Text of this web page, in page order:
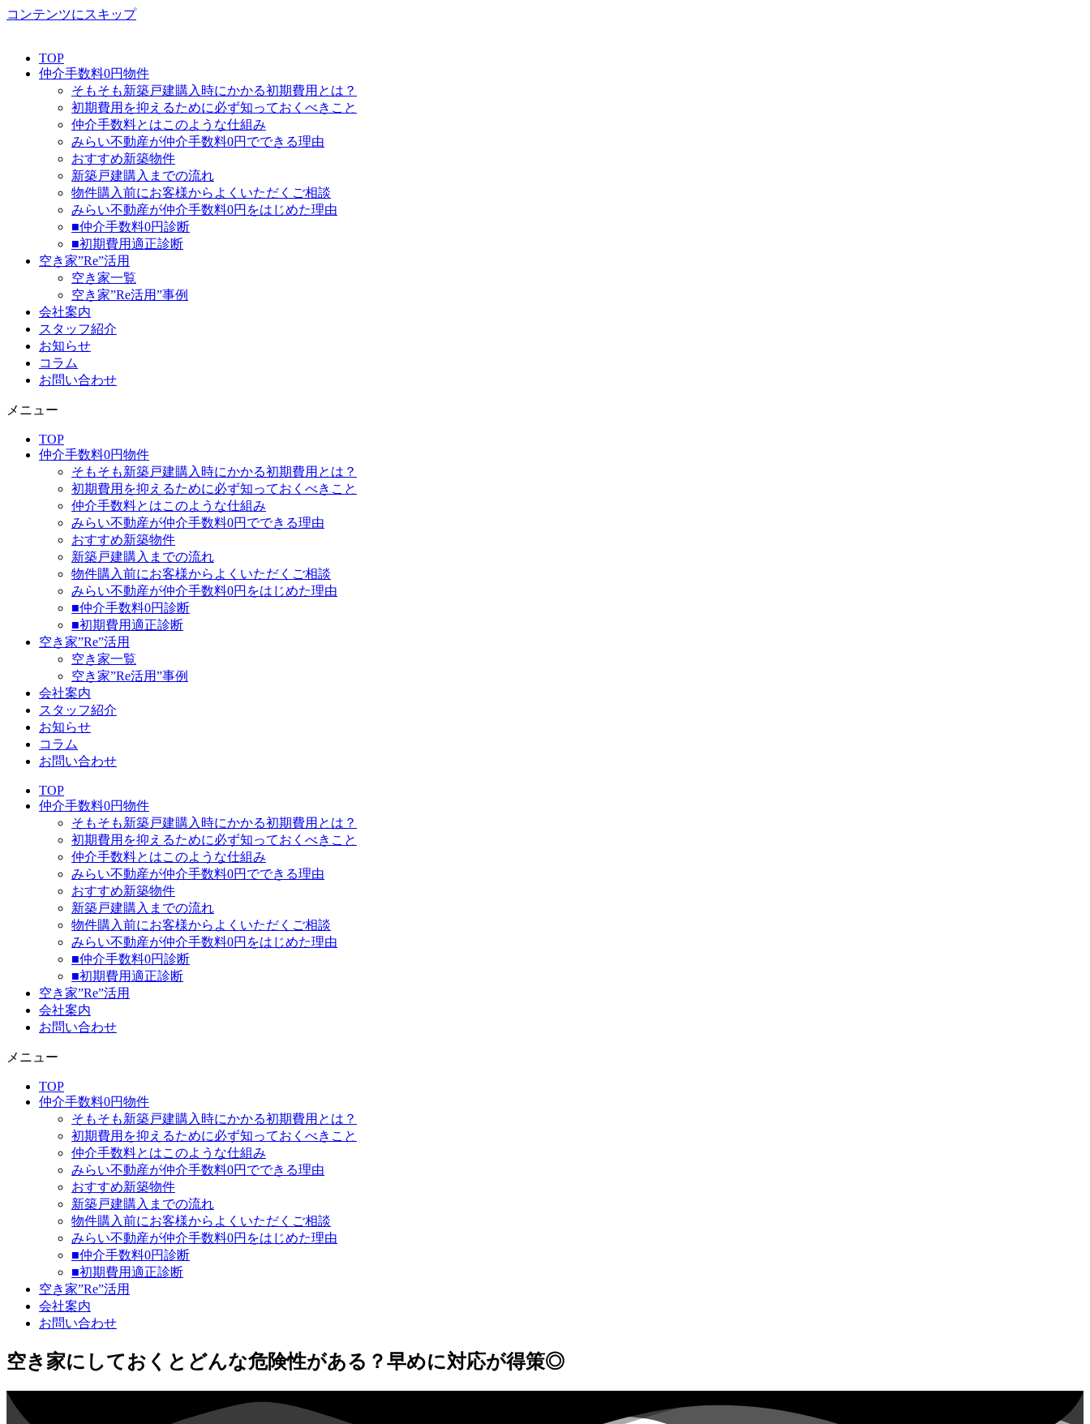
コンテンツにスキップ
TOP
仲介手数料0円物件
そもそも新築戸建購入時にかかる初期費用とは？
初期費用を抑えるために必ず知っておくべきこと
仲介手数料とはこのような仕組み
みらい不動産が仲介手数料0円でできる理由
おすすめ新築物件
新築戸建購入までの流れ
物件購入前にお客様からよくいただくご相談
みらい不動産が仲介手数料0円をはじめた理由
■仲介手数料0円診断
■初期費用適正診断
空き家”Re”活用
空き家一覧
空き家”Re活用”事例
会社案内
スタッフ紹介
お知らせ
コラム
お問い合わせ
メニュー
TOP
仲介手数料0円物件
そもそも新築戸建購入時にかかる初期費用とは？
初期費用を抑えるために必ず知っておくべきこと
仲介手数料とはこのような仕組み
みらい不動産が仲介手数料0円でできる理由
おすすめ新築物件
新築戸建購入までの流れ
物件購入前にお客様からよくいただくご相談
みらい不動産が仲介手数料0円をはじめた理由
■仲介手数料0円診断
■初期費用適正診断
空き家”Re”活用
空き家一覧
空き家”Re活用”事例
会社案内
スタッフ紹介
お知らせ
コラム
お問い合わせ
TOP
仲介手数料0円物件
そもそも新築戸建購入時にかかる初期費用とは？
初期費用を抑えるために必ず知っておくべきこと
仲介手数料とはこのような仕組み
みらい不動産が仲介手数料0円でできる理由
おすすめ新築物件
新築戸建購入までの流れ
物件購入前にお客様からよくいただくご相談
みらい不動産が仲介手数料0円をはじめた理由
■仲介手数料0円診断
■初期費用適正診断
空き家”Re”活用
会社案内
お問い合わせ
メニュー
TOP
仲介手数料0円物件
そもそも新築戸建購入時にかかる初期費用とは？
初期費用を抑えるために必ず知っておくべきこと
仲介手数料とはこのような仕組み
みらい不動産が仲介手数料0円でできる理由
おすすめ新築物件
新築戸建購入までの流れ
物件購入前にお客様からよくいただくご相談
みらい不動産が仲介手数料0円をはじめた理由
■仲介手数料0円診断
■初期費用適正診断
空き家”Re”活用
会社案内
お問い合わせ
空き家にしておくとどんな危険性がある？早めに対応が得策◎